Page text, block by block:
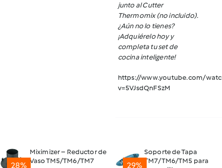
junto al Cutter
Thermomix (no incluido).
¿Aún no lo tienes?
¡Adquiérelo hoy y
completa tu set de
cocina inteligente!
https://www.youtube.com/
v=5VJsdQnFSzM
28%
Miximizer – Reductor de
Vaso TM5/TM6/TM7
29%
Soporte de Tapa
TM7/TM6/TM5 para